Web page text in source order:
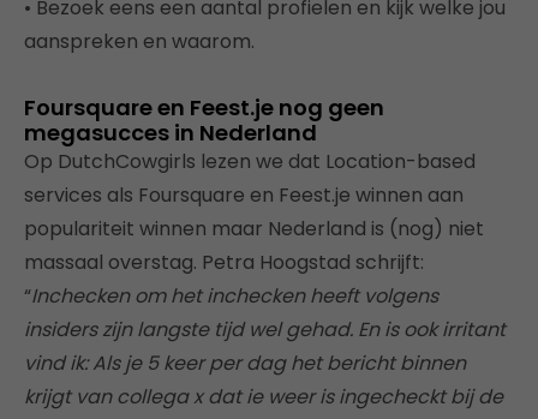
• Bezoek eens een aantal profielen en kijk welke jou
aanspreken en waarom.
Foursquare en Feest.je nog geen
megasucces in Nederland
Op DutchCowgirls lezen we dat Location-based
services als Foursquare en Feest.je winnen aan
populariteit winnen maar Nederland is (nog) niet
massaal overstag. Petra Hoogstad schrijft:
“Inchecken om het inchecken heeft volgens
insiders zijn langste tijd wel gehad. En is ook irritant
vind ik: Als je 5 keer per dag het bericht binnen
krijgt van collega x dat ie weer is ingecheckt bij de